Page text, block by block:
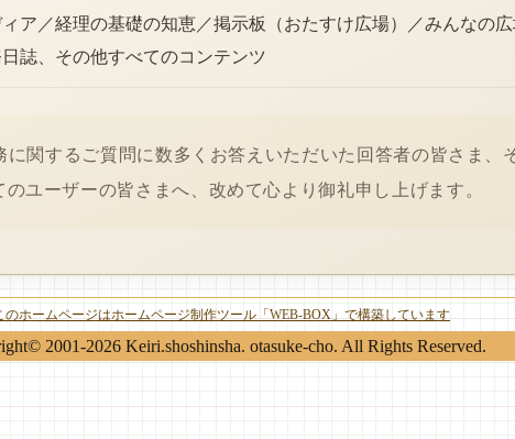
ア／経理の基礎の知恵／掲示板（おたすけ広場）／みんなの
誌、その他すべてのコンテンツ
に関するご質問に数多くお答えいただいた回答者の皆さま、
ユーザーの皆さまへ、改めて心より御礼申し上げます。
のホームページはホームページ制作ツール「WEB-BOX」で構築しています
2001-2026 Keiri.shoshinsha. otasuke-cho. All Rights Reserved.